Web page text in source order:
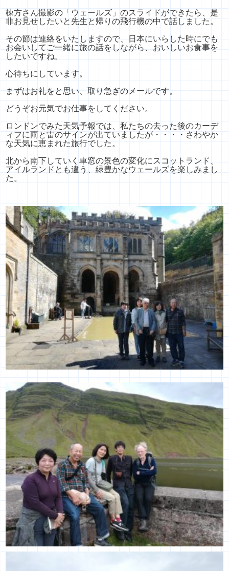
棟方さん撮影の「ウェールズ」のスライドができたら、 是
非お見せしたいと先生と帰りの飛行機の中で話しました。
その節は連絡をいたしますので、
日本にいらした時にでも
お会いしてご一緒に旅の話をしながら、 おいしいお食事を
したいですね。
心待ちにしています。
まずはお礼をと思い、取り急ぎのメールです。
どうぞお元気でお仕事をしてください。
ロンドンでみた天気予報では、 私たちの去った後のカーデ
ィフに雨と雷のサインが出ていましたが ・・・・さわやか
な天気に恵まれた旅行でした。
北から南下していく車窓の景色の変化にスコットランド、
アイルランドとも違う、緑豊かなウェールズを楽しみまし
た。